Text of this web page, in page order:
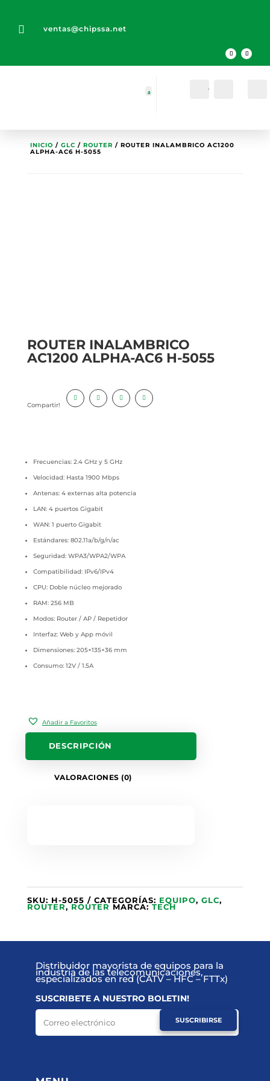
 ventas@chipssa.net
Cuenta
INICIO / GLC / ROUTER / ROUTER INALAMBRICO AC1200
ALPHA-AC6 H-5055
ROUTER INALAMBRICO
AC1200 ALPHA-AC6 H-5055
Compartir!
Frecuencias: 2.4 GHz y 5 GHz
Velocidad: Hasta 1900 Mbps
Antenas: 4 externas alta potencia
LAN: 4 puertos Gigabit
WAN: 1 puerto Gigabit
Estándares: 802.11a/b/g/n/ac
Seguridad: WPA3/WPA2/WPA
Compatibilidad: IPv6/IPv4
CPU: Doble núcleo mejorado
RAM: 256 MB
Modos: Router / AP / Repetidor
Interfaz: Web y App móvil
Dimensiones: 205×135×36 mm
Consumo: 12V / 1.5A
Añadir a Favoritos
DESCRIPCIÓN
VALORACIONES (0)
SKU: H-5055 CATEGORÍAS: EQUIPO, GLC,
ROUTER,ROUTER MARCA:TECH
Distribuidor mayorista de equipos para la
industria de las telecomunicaciones,
especializados en red (CATV – HFC – FTTx)
SUSCRIBETE A NUESTRO BOLETIN!
SUSCRIBIRSE